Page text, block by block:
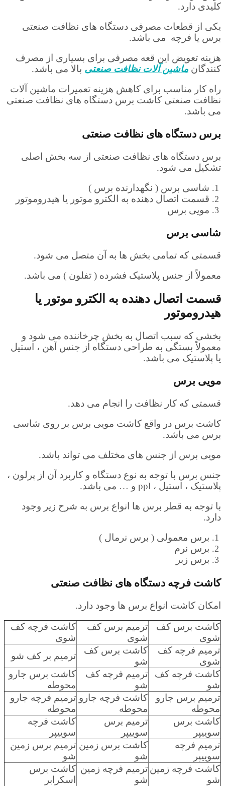
کلیدی دارد.
یکی از قطعات مصرفی دستگاه های نظافت صنعتی
برس یا فرچه می باشد.
هزینه تعویض این قعه مصرفی برای بسیاری از مصرف
کنندگان ماشین آلات نظافت صنعتی بالا می باشد.
راه کار مناسب برای کاهش هزینه تعمیرات ماشین آلات
نظافت صنعتی کاشت برس دستگاه های نظافت صنعتی
می باشد.
برس دستگاه های نظافت صنعتی
برس دستگاه های نظافت صنعتی از سه بخش اصلی
تشکیل می شود.
شاسی برس ( نگهدارنده برس )
قسمت اتصال دهنده به الکترو موتور یا هیدروموتور
مویی برس
شاسی برس
قسمتی که تمامی بخش ها به آن متصل می شود.
معمولاً از جنس پلاستیک فشرده ( تفلون ) می باشد.
قسمت اتصال دهنده به الکترو موتور یا
هیدروموتور
بخشی که سبب اتصال به بخش چرخاننده می شود و
معمولاً بستگی به طراحی دستگاه از جنس آهن ، استیل
یا پلاستیک می باشد.
مویی برس
قسمتی که کار نظافت را انجام می دهد.
کاشت برس در واقع کاشت مویی برس بر روی شاسی
برس می باشد.
مویی برس از جنس های مختلف می تواند باشد.
جنس برس با توجه به نوع دستگاه و کاربرد آن از پرلون ،
پلاستیک ، استیل ، ppl و … می باشد.
با توجه به قطر برس ها انواع برس به شرح زیر وجود
دارد.
برس معمولی ( برس نرمال )
برس نرم
برس زبر
کاشت فرچه دستگاه های نظافت صنعتی
امکان کاشت انواع برس ها وجود دارد.
کاشت برس کف
شوی
ترمیم برس کف
شوی
کاشت فرچه کف
شوی
ترمیم فرچه کف
شوی
کاشت برس کف
شو
ترمیم بر کف شو
کاشت فرچه کف
شو
ترمیم فرچه کف
شو
کاشت برس جارو
محوطه
ترمیم برس جارو
محوطه
کاشت فرچه جارو
محوطه
ترمیم فرچه جارو
محوطه
کاشت برس
سوییپر
ترمیم برس
سوییپر
کاشت فرچه
سوییپر
ترمیم فرچه
سوییپر
کاشت برس زمین
شو
ترمیم برس زمین
شو
کاشت فرچه زمین
شو
ترمیم فرچه زمین
شو
کاشت برس
اسکرابر